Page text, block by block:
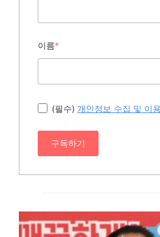
이름*
(필수) 개인정보 수집 및 이
구독하기